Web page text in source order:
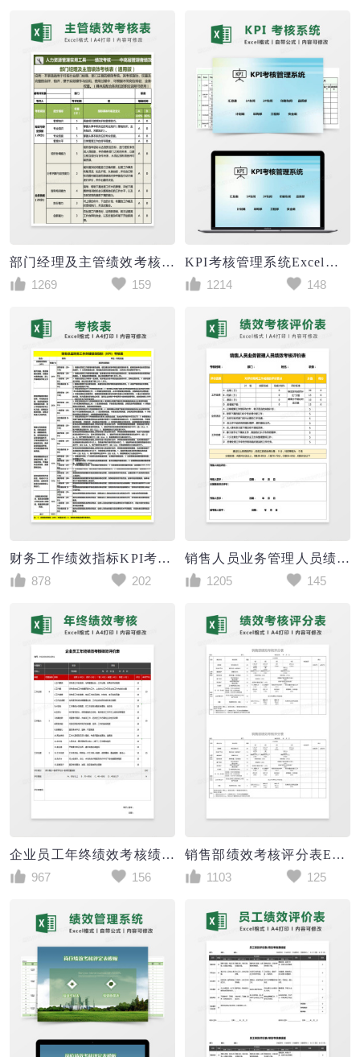
部门经理及主管绩效考核表通用excel表格
1269
159
KPI考核管理系统Excel管理系统
1214
148
财务工作绩效指标KPI考核表
878
202
销售人员业务管理人员绩效考核评价表excel表格模板
1205
145
企业员工年终绩效考核绩效评价Excel表格
967
156
销售部绩效考核评分表Execl模板
1103
125